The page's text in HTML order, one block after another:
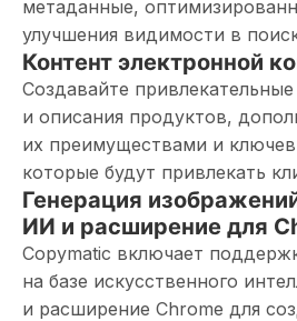
метаданные,
улучшения видимости в
Контент электронной
Создавайте привлекательные
и описания продуктов,
их преимуществами и
которые будут привлекать
Генерация
ИИ и расширение для
Copymatic включает
на базе искусственного
и расширение Chrome для